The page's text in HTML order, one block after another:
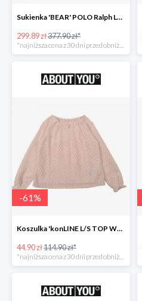
Sukienka 'BEAR' POLO Ralph Lauren -21%
299.89 zł377.90 zł*
-61%
Koszulka 'konLINE L/S TOP WVN' KIDS ONLY -61%
44.90 zł114.90 zł*